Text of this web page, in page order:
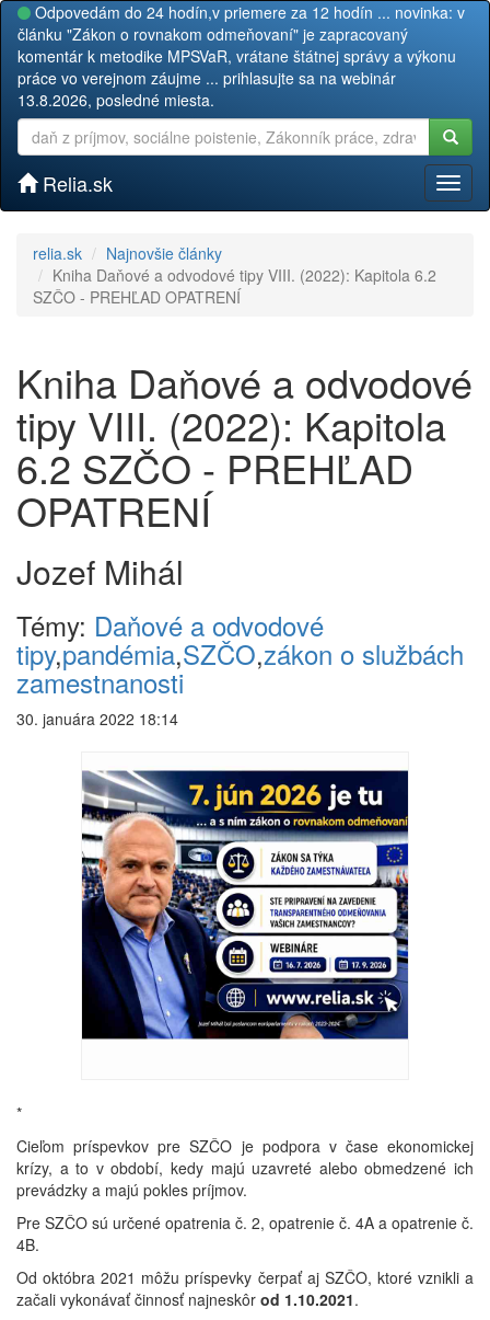
Odpovedám do 24 hodín,v priemere za 12 hodín ... novinka: v
článku "Zákon o rovnakom odmeňovaní" je zapracovaný
komentár k metodike MPSVaR, vrátane štátnej správy a výkonu
práce vo verejnom záujme ... prihlasujte sa na webinár
13.8.2026, posledné miesta.
Relia.sk
relia.sk
Najnovšie články
Kniha Daňové a odvodové tipy VIII. (2022): Kapitola 6.2
SZČO - PREHĽAD OPATRENÍ
Kniha Daňové a odvodové
tipy VIII. (2022): Kapitola
6.2 SZČO - PREHĽAD
OPATRENÍ
Jozef Mihál
Témy: Daňové a odvodové
tipy,pandémia,SZČO,zákon o službách
zamestnanosti
30. januára 2022 18:14
*
Cieľom príspevkov pre SZČO je podpora v čase ekonomickej
krízy, a to v období, kedy majú uzavreté alebo obmedzené ich
prevádzky a majú pokles príjmov.
Pre SZČO sú určené opatrenia č. 2, opatrenie č. 4A a opatrenie č.
4B.
Od októbra 2021 môžu príspevky čerpať aj SZČO, ktoré vznikli a
začali vykonávať činnosť najneskôr od 1.10.2021.